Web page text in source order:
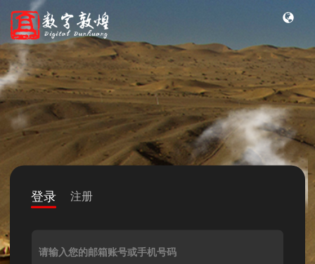
登录 注册
请输入您的邮箱账号或手机号码